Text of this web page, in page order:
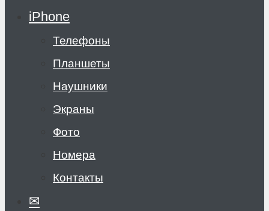
iPhone
Телефоны
Планшеты
Наушники
Экраны
Фото
Номера
Контакты
✉